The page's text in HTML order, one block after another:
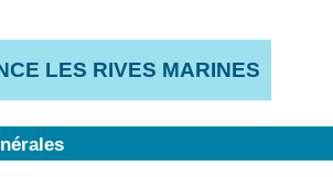
LES RIVES MARINES